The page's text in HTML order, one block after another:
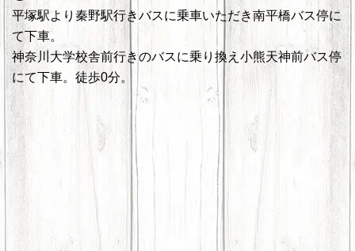
平塚駅より秦野駅行きバスに乗車いただき南平橋バス停に
て下車。
神奈川大学校舎前行きのバスに乗り換え小熊天神前バス停
にて下車。徒歩0分。